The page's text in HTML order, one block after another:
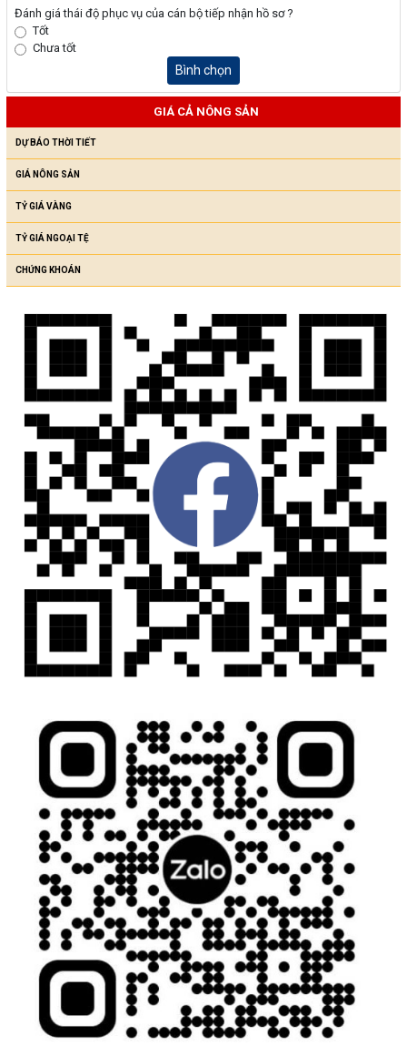
Đánh giá thái độ phục vụ của cán bộ tiếp nhận hồ sơ ?
Tốt
Chưa tốt
Bình chọn
GIÁ CẢ NÔNG SẢN
DỰ BÁO THỜI TIẾT
GIÁ NÔNG SẢN
TỶ GIÁ VÀNG
TỶ GIÁ NGOẠI TỆ
CHỨNG KHOÁN